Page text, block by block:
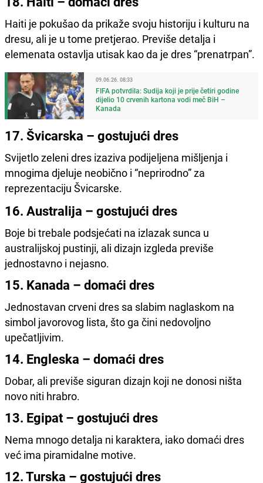
Haiti je pokušao da prikaže svoju historiju i kulturu na
dresu, ali je u tome pretjerao. Previše detalja i
elemenata ostavlja utisak kao da je dres “prenatrpan”.
09.06.26. 08:33
FIFA potvrdila: Sudija koji je prije četiri godine
dijelio 10 crvenih kartona vodi meč BiH –
Kanada
17. Švicarska – gostujući dres
Svijetlo zeleni dres izaziva podijeljena mišljenja i
mnogima djeluje neobično i “neprirodno” za
reprezentaciju Švicarske.
16. Australija – gostujući dres
Boje bi trebale podsjećati na izlazak sunca u
australijskoj pustinji, ali dizajn izgleda previše
jednostavno i nejasno.
15. Kanada – domaći dres
Jednostavan crveni dres sa slabim naglaskom na
simbol javorovog lista, što ga čini nedovoljno
upečatljivim.
14. Engleska – domaći dres
Dobar, ali previše siguran dizajn koji ne donosi ništa
novo niti hrabro.
13. Egipat – gostujući dres
Nema mnogo detalja ni karaktera, iako domaći dres
već ima piramidalne motive.
12. Turska – gostujući dres